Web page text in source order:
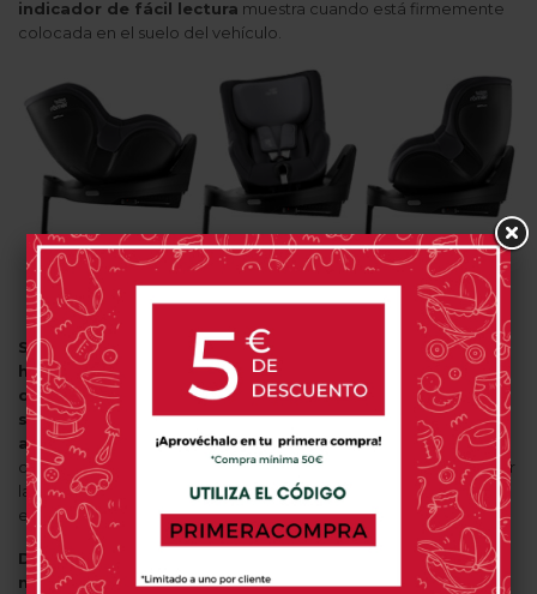
indicador de fácil lectura muestra cuando está firmemente
colocada en el suelo del vehículo.
Su instalación será a contramarcha desde los 40 cm
hasta los 105 cm
, pudiendo cambiar la orientación
opcionalmente
para que el niño viaje a favor de la marcha,
siempre y cuando sea desde los 15 meses y 76 cm de
altura. Gracias a suSistema de Rotación 360º
puede
cambiarse el sentido de la marcha sin tener que volver a instalar
la silla, además gira 90º hacia ambos lados para facilitar la
entrada y salida del niño en el coche.
Dualfix Pro
incluye un completo reductor para recién
nacidosque debe utilizarse desde el nacimiento hasta los 60